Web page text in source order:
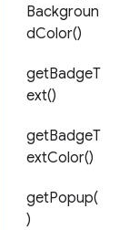
Backgroun
dColor()
getBadgeT
ext()
getBadgeT
extColor()
getPopup(
)